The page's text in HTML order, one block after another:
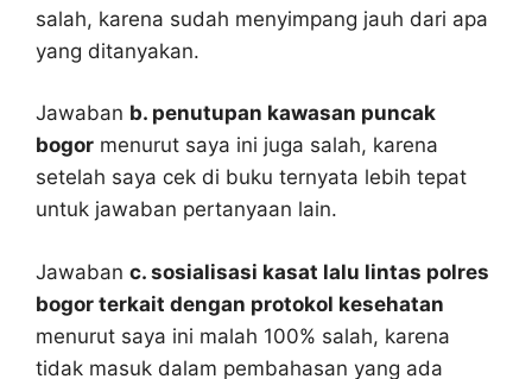
salah, karena sudah menyimpang jauh dari apa
yang ditanyakan.
Jawaban b. penutupan kawasan puncak
bogor menurut saya ini juga salah, karena
setelah saya cek di buku ternyata lebih tepat
untuk jawaban pertanyaan lain.
Jawaban c. sosialisasi kasat lalu lintas polres
bogor terkait dengan protokol kesehatan
menurut saya ini malah 100% salah, karena
tidak masuk dalam pembahasan yang ada